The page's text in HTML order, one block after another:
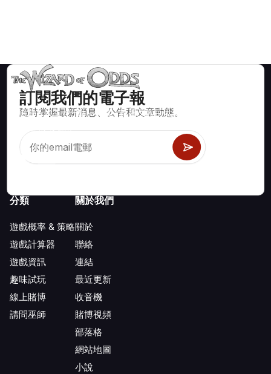
訂閱我們的電子報
隨時掌握最新消息、公告和文章動態。
賭場遊戲如二十一點、骰寶、輪盤及數百種其他可玩遊戲的數學
分類
遊戲概率 & 策略
遊戲計算器
遊戲資訊
趣味試玩
線上賭博
請問巫師
關於我們
關於
聯絡
連結
最近更新
收音機
賭博視頻
部落格
網站地圖
小說